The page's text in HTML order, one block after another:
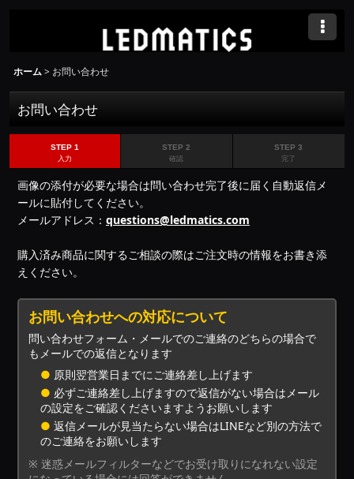
ホーム> お問い合わせ
お問い合わせ
STEP 1
入力
STEP 2
確認
STEP 3
完了
画像の添付が必要な場合は問い合わせ完了後に届く自動返信メ
ールに貼付してください。
メールアドレス： questions@ledmatics.com
購入済み商品に関するご相談の際はご注文時の情報をお書き添
えください。
お問い合わせへの対応について
問い合わせフォーム・メールでのご連絡のどちらの場合で
もメールでの返信となります
● 原則翌営業日までにご連絡差し上げます
● 必ずご連絡差し上げますので返信がない場合はメール
の設定をご確認くださいますようお願いします
● 返信メールが見当たらない場合はLINEなど別の方法で
のご連絡をお願いします
※ 迷惑メールフィルターなどでお受け取りになれない設定